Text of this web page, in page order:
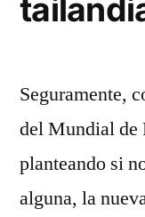
Seguramente,
del Mundial de
planteando si
alguna, la